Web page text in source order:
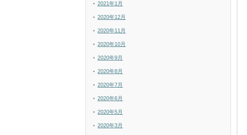
2021年1月
2020年12月
2020年11月
2020年10月
2020年9月
2020年8月
2020年7月
2020年6月
2020年5月
2020年3月